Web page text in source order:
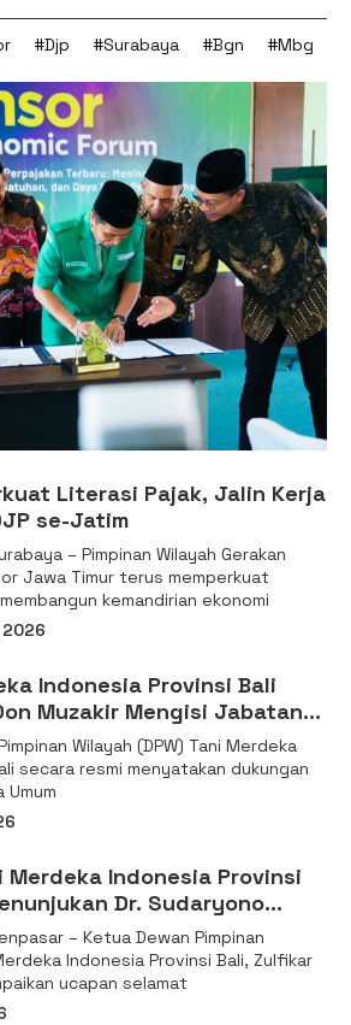
#Djp #Surabaya #Bgn #Mbg
Literasi Pajak, Jalin Kerja
se-Jatim
– Pimpinan Wilayah Gerakan
Jawa Timur terus memperkuat
kemandirian ekonomi
Indonesia Provinsi Bali
Muzakir Mengisi Jabatan
RI
Wilayah (DPW) Tani Merdeka
secara resmi menyatakan dukungan
Merdeka Indonesia Provinsi
Dr. Sudaryono
Gizi Nasional
– Ketua Dewan Pimpinan
Indonesia Provinsi Bali, Zulfikar
ucapan selamat